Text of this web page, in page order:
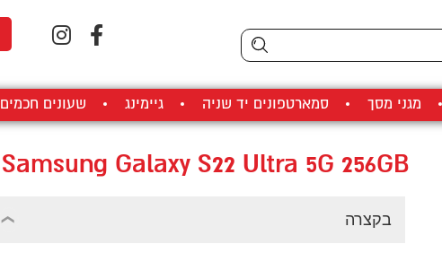
מגני מסך סמארטפונים יד שניה גיימינג שעונים חכמים
Samsung Galaxy S22 Ultra 5G 256GB
בקצרה